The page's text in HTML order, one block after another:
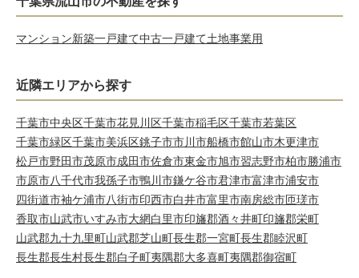
マンション新築一戸建て中古一戸建て土地事業用
近隣エリアから探す
千葉市中央区千葉市花見川区千葉市稲毛区千葉市若葉区
千葉市緑区千葉市美浜区銚子市市川市船橋市館山市木更津市
松戸市野田市茂原市成田市佐倉市東金市旭市習志野市柏市勝浦市
市原市八千代市我孫子市鴨川市鎌ケ谷市君津市富津市浦安市
四街道市袖ケ浦市八街市印西市白井市富里市南房総市匝瑳市
香取市山武市いすみ市大網白里市印旛郡酒々井町印旛郡栄町
山武郡九十九里町山武郡芝山町長生郡一宮町長生郡睦沢町
長生郡長生村長生郡白子町夷隅郡大多喜町夷隅郡御宿町